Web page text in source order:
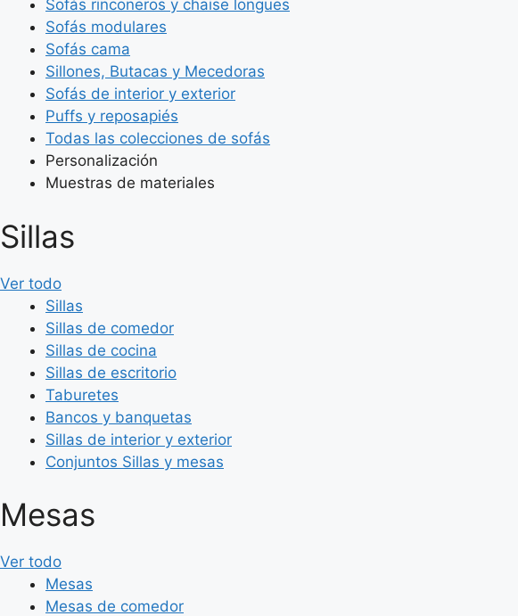
Sofás rinconeros y chaise longues
Sofás modulares
Sofás cama
Sillones, Butacas y Mecedoras
Sofás de interior y exterior
Puffs y reposapiés
Todas las colecciones de sofás
Personalización
Muestras de materiales
Sillas
Ver todo
Sillas
Sillas de comedor
Sillas de cocina
Sillas de escritorio
Taburetes
Bancos y banquetas
Sillas de interior y exterior
Conjuntos Sillas y mesas
Mesas
Ver todo
Mesas
Mesas de comedor